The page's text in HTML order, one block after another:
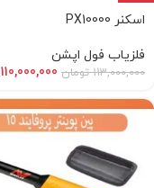
اسکنر PX10000
فلزیاب فول اپشن
113,000,000 تومان 110,000,000